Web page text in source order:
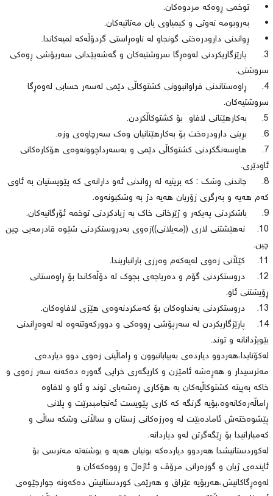
• توخمی ڕوەكە مردوەكان.
• بەروبومە نەوتی و كیمیاوی یان مەتاتیەكان.
• ڕواندنی دارودرەختی گونجاو لە ناوەڕاستی گردۆڵەكە لمیەكاندا.
3. پارێزگاریكردنی لەوەڕگا سروشتیەكان و گەشەپێدانی سەرپۆشی ڕوەكی
سروشتی.
4. ڕاوەستاندنی فراوانبوونی كشتوكاڵی دێمی لەسەر حسابی لەوەڕگا
سروشتیەكان.
5. بەكارهێنانی لافاو بۆ كشتوكاڵكردن.
6. بڕینی دارودرەخت بۆ بەكارهێنانیان وەك سەرچاوەی وزە.
7. هاوسەنگكردنی كشتوكاڵی دێمی و بەسەرداچوونەوەی هۆكارەكانی
ئاودێری.
8. چاندنی وشك : كە بریتیە لە ڕواندنی ئەو دارانەی كە پێویستیان بە ئاوی
كەم هەیە و بەرگری زۆریان هەیە دژ بە وشكبونەوە.
9. باشكردنی پەیكەر و ژێرخانی خاك بە زیادكردنی توخمە ئۆرگانیەكان.
10. نەهێشتنی لاری ((مەیلانی))زەوی بەدروستكردنی شێوە قادرمەیی چین
چین.
11. كێڵانی زەوی لەیەكەم وەرزی بارانباریندا.
12. دروستكردنی گۆم و دەریاچەی بچوك لە دۆڵەكاندا بۆ ڕاوەستانی
ڕۆیشتنی ئاو.
13. دروستكردنی بەنداوەكان بۆ كەمكردنەوەی هێزی لافاوەكان.
14. پارێزگاریكردن لە سەرپۆشی ڕووەكی و دووركەوتنەوە لە لەوەڕاندنی
بێویژدانانە و توند.
لەكۆتایدا،هەردوو دیاردەی بەبیابانبوون و ڕاماڵینی زەوی دوو دیاردەی
مەترسیدار و هەڕەشە ئامێزن و كاریگەری خراپی گەورە دەكەنە سەر زەوی و
خاكە بەپیتە كشتوكاڵیەكان بە هۆكاری ڕەشەبای توند و ئاو و لافاوە
ڕاماڵەرەكانەوە،بۆیە گرنگە كە كاری پێویست ئەنجامبدرێت و پلانی
پێشوەختەش ئامادەبێت لە وەرزەكانی زستان و ساڵانی وشكە ساڵی و
كەمبارانیدا بۆ ڕێگەگرتن لەو دیاردانە.
لەكوردستانیشدا هەردوو دیاردەكە بونیان هەیە و بوشنەتە مەترسی بۆ
ئایندەی ژیان و گوزەرانی مرۆڤ و ئاژەڵ و ڕووەكەكان و
لەوەڕگاكانیش،هەربۆیە عێراق و هەرێمی كوردستانیش دەكەونە چوارچێوەی